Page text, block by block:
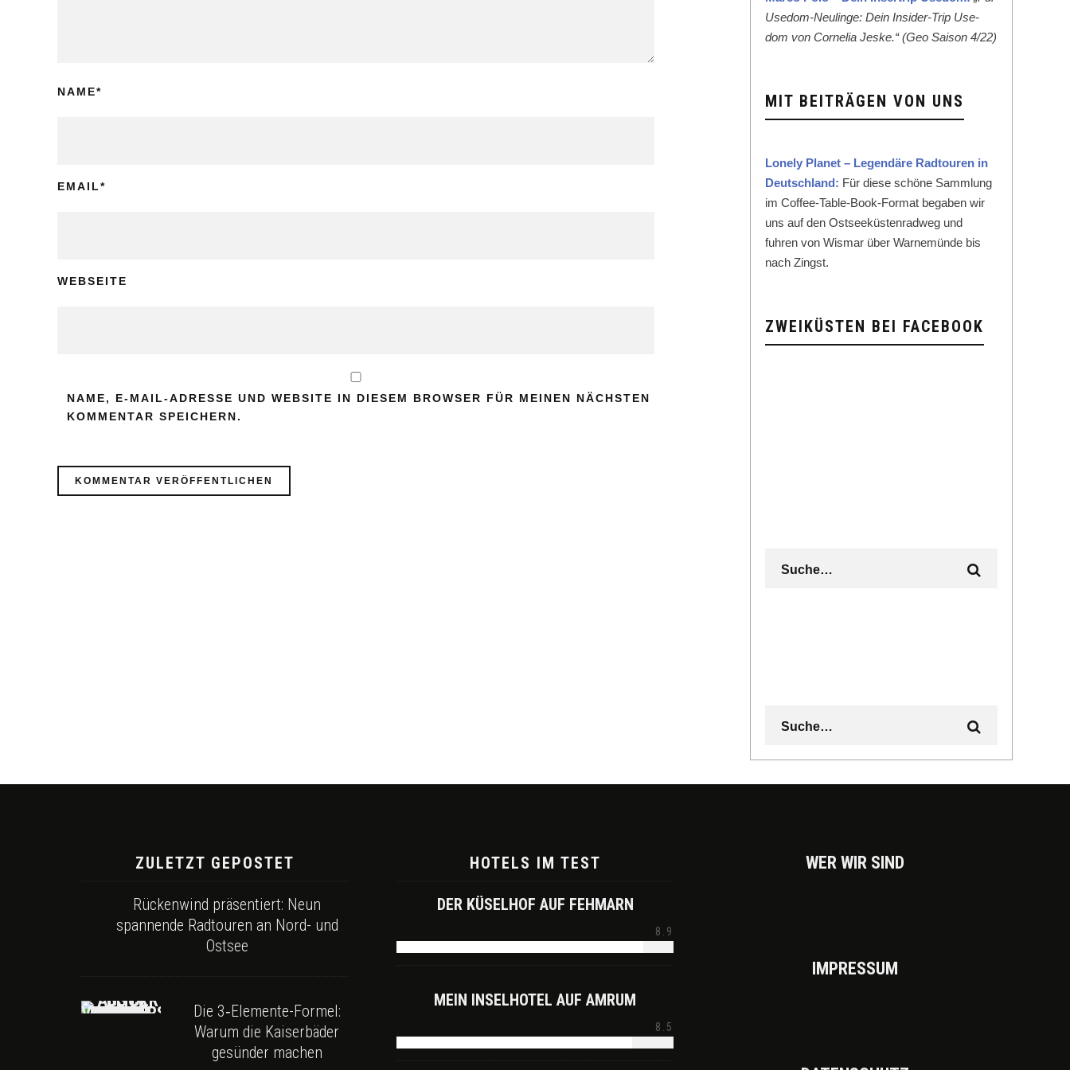
NAME*
EMAIL*
WEBSEITE
NAME, E-MAIL-ADRESSE UND WEBSITE IN DIESEM BROWSER FÜR MEINEN NÄCHSTEN
KOMMENTAR SPEICHERN.
Use­dom-Neulinge: Dein Insid­er-Trip Use­
dom von Cor­nelia Jeske.“ (Geo Sai­son 4/22)
MIT BEITRÄGEN VON UNS
Lone­ly Plan­et – Leg­endäre Rad­touren in
Deutsch­land: Für diese schöne Samm­lung
im Cof­fee-Table-Book-For­mat begaben wir
uns auf den Ost­seeküsten­rad­weg und
fuhren von Wis­mar über Warnemünde bis
nach Zingst.
ZWEIKÜSTEN BEI FACEBOOK
ZULETZT GEPOSTET
Rückenwind präsentiert: Neun
spannende Radtouren an Nord- und
Ostsee
Die 3‑Elemente-Formel:
Warum die Kaiserbäder
gesünder machen
HOTELS IM TEST
DER KÜSELHOF AUF FEHMARN
8.9
MEIN INSELHOTEL AUF AMRUM
8.5
WER WIR SIND
IMPRES­SUM